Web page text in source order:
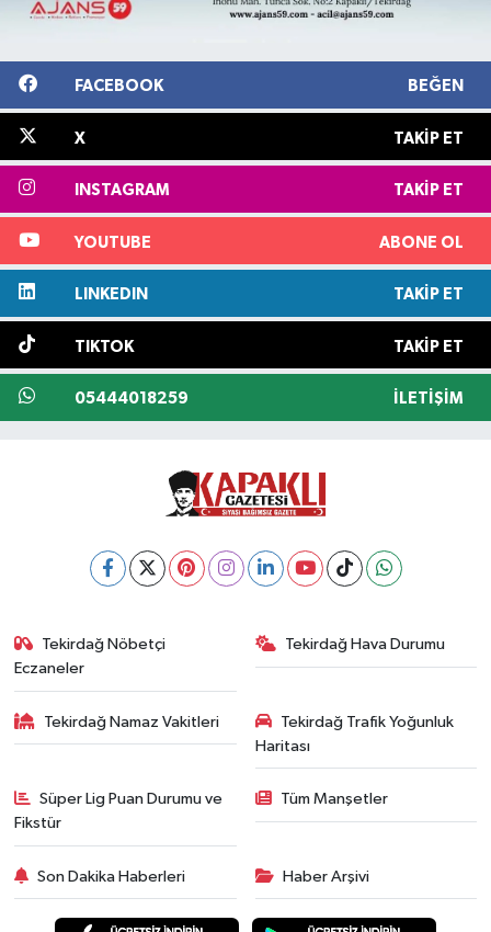
FACEBOOK BEĞEN
X TAKIP ET
INSTAGRAM TAKIP ET
YOUTUBE ABONE OL
LINKEDIN TAKIP ET
TIKTOK TAKIP ET
05444018259 İLETIŞIM
Tekirdağ Nöbetçi
Eczaneler
Tekirdağ Hava Durumu
Tekirdağ Namaz Vakitleri
Tekirdağ Trafik Yoğunluk
Haritası
Süper Lig Puan Durumu ve
Fikstür
Tüm Manşetler
Son Dakika Haberleri Haber Arşivi